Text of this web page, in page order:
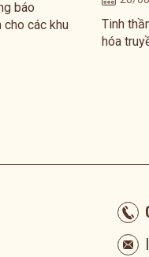
báo
cho các khu
Tinh
hóa